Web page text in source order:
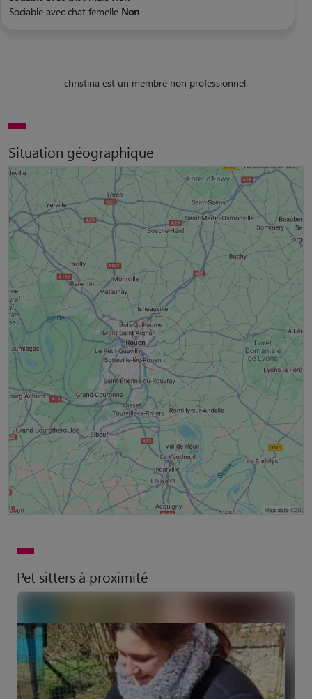
Sociable avec chat femelle Non
christina est un membre non professionnel.
Situation géographique
Pet sitters à proximité